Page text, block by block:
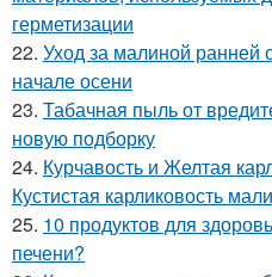
герметизации
22. Уход за малиной ранней
начале осени
23. Табачная пыль от
новую подборку
24. Курчавость и Желтая
Кустистая карликовость
25. 10 продуктов для
печени?